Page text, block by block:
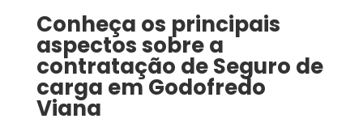
Conheça os principais
aspectos sobre a
contratação deSeguro de
carga emGodofredo
Viana